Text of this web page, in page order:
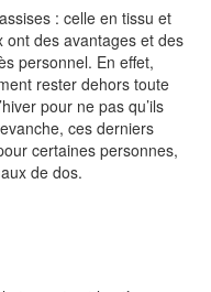
: celle en tissu et
ont des avantages et des
personnel. En effet,
rester dehors toute
pour ne pas qu’ils
ces derniers
certaines personnes,
de dos.